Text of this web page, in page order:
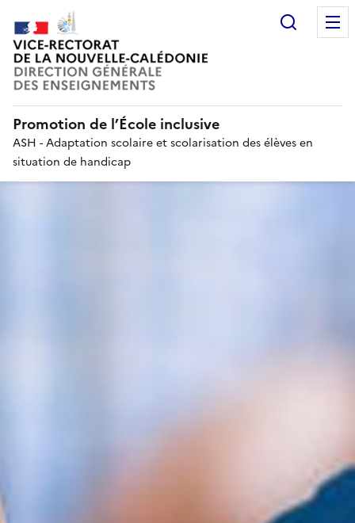
Promotion de l’École inclusive
ASH - Adaptation scolaire et scolarisation des élèves en
situation de handicap